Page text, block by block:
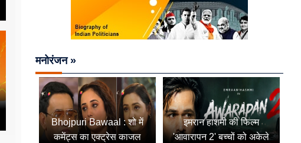
मनोरंजन »
Bhojpuri Bawaal : शो में
कमेंट्स का एक्ट्रेस काजल
इमरान हाशमी की फिल्म
'आवारापन 2' बच्चों को अकेले